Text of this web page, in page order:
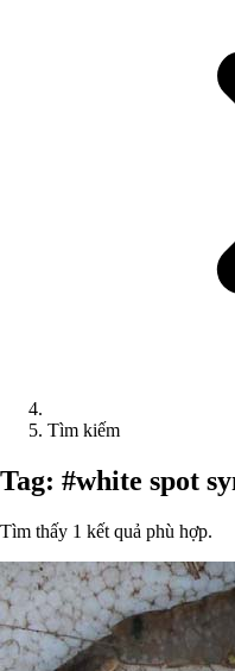
Tìm kiếm
Tag: #white spot
Tìm thấy 1 kết quả phù hợp.